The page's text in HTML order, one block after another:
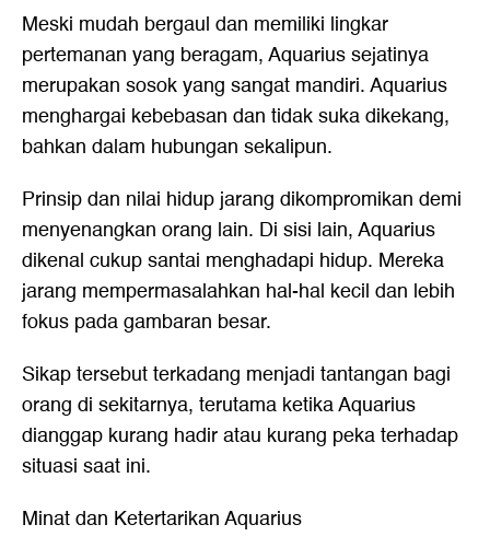
Meski mudah bergaul dan memiliki lingkar
pertemanan yang beragam, Aquarius sejatinya
merupakan sosok yang sangat mandiri. Aquarius
menghargai kebebasan dan tidak suka dikekang,
bahkan dalam hubungan sekalipun.
Prinsip dan nilai hidup jarang dikompromikan demi
menyenangkan orang lain. Di sisi lain, Aquarius
dikenal cukup santai menghadapi hidup. Mereka
jarang mempermasalahkan hal-hal kecil dan lebih
fokus pada gambaran besar.
Sikap tersebut terkadang menjadi tantangan bagi
orang di sekitarnya, terutama ketika Aquarius
dianggap kurang hadir atau kurang peka terhadap
situasi saat ini.
Minat dan Ketertarikan Aquarius